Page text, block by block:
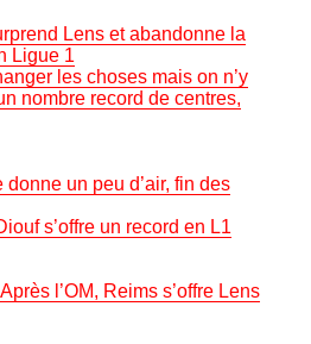
Lens et abandonne la
Ligue 1
les choses mais on n’y
nombre record de centres,
donne un peu d’air, fin des
s’offre un record en L1
l’OM, Reims s’offre Lens